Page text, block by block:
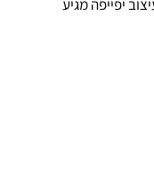
יפייפה מגיע